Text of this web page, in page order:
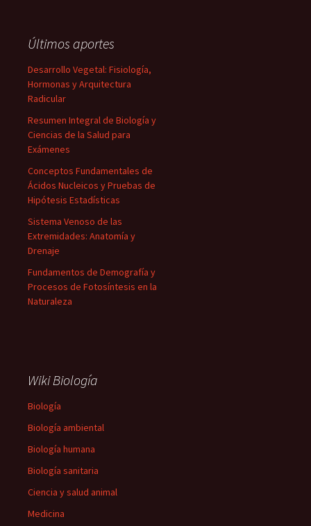
Últimos aportes
Desarrollo Vegetal: Fisiología,
Hormonas y Arquitectura
Radicular
Resumen Integral de Biología y
Ciencias de la Salud para
Exámenes
Conceptos Fundamentales de
Ácidos Nucleicos y Pruebas de
Hipótesis Estadísticas
Sistema Venoso de las
Extremidades: Anatomía y
Drenaje
Fundamentos de Demografía y
Procesos de Fotosíntesis en la
Naturaleza
Wiki Biología
Biología
Biología ambiental
Biología humana
Biología sanitaria
Ciencia y salud animal
Medicina